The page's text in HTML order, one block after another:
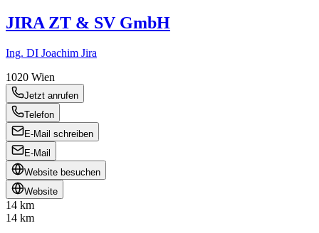
JIRA ZT & SV GmbH
Ing. DI Joachim Jira
1020 Wien
Jetzt anrufen
Telefon
E-Mail schreiben
E-Mail
Website besuchen
Website
14 km
14 km